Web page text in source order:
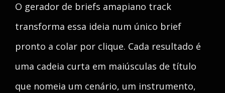
O gerador de briefs amapiano track
transforma essa ideia num único brief
pronto a colar por clique. Cada resultado é
uma cadeia curta em maiúsculas de título
que nomeia um cenário, um instrumento,